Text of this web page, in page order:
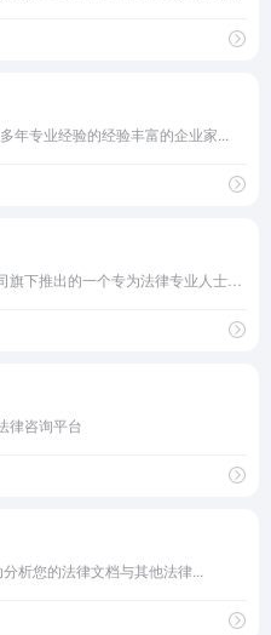
年专业经验的经验丰富的企业家...
律咨询平台
析您的法律文档与其他法律...